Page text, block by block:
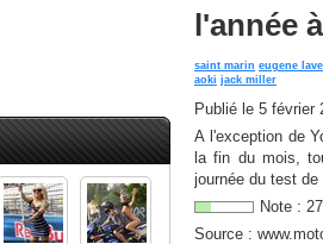
l'année
saint marin eugene
aoki jack miller
Publié le 5 février
A l'exception de
la fin du mois,
journée du test
Note : 27
Source :